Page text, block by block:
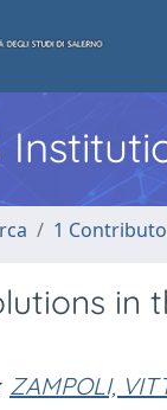
1
in
ZAMPOLI,